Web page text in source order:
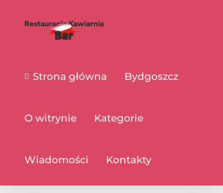
Strona główna Bydgoszcz
O witrynie Kategorie
Wiadomości Kontakty